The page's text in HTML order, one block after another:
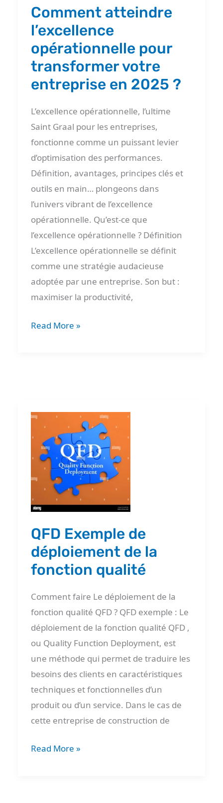
Comment atteindre
l’excellence
opérationnelle pour
transformer votre
entreprise en 2025 ?
L’excellence opérationnelle, l’ultime
Saint Graal pour les entreprises,
fonctionne comme un puissant levier
d’optimisation des performances.
Définition, avantages, principes clés et
outils en main… plongeons dans
l’univers vibrant de l’excellence
opérationnelle. Qu’est-ce que
l’excellence opérationnelle ? Définition
L’excellence opérationnelle se définit
comme une stratégie audacieuse
adoptée par une entreprise. Son but :
maximiser la productivité,
entreprise
en
2025
?
Read More »
QFD Exemple de
déploiement de la
fonction qualité
Comment faire Le déploiement de la
fonction qualité QFD ? QFD exemple : Le
déploiement de la fonction qualité QFD ,
ou Quality Function Deployment, est
une méthode qui permet de traduire les
besoins des clients en caractéristiques
techniques et fonctionnelles d’un
produit ou d’un service. Dans le cas de
cette entreprise de construction de
QFD
Exemple
déploiement
de
la
fonction
qualité
Read More »